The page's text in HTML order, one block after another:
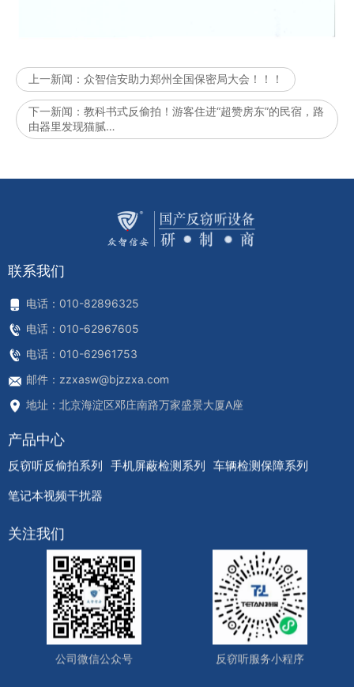
上一新闻： 众智信安助力郑州全国保密局大会！！！
下一新闻： 教科书式反偷拍！游客住进“超赞房东”的民宿，路
由器里发现猫腻…
联系我们
电话：010-82896325
电话：010-62967605
电话：010-62961753
邮件：zzxasw@bjzzxa.com
地址：北京海淀区邓庄南路万家盛景大厦A座
产品中心
反窃听反偷拍系列 手机屏蔽检测系列 车辆检测保障系列
笔记本视频干扰器
关注我们
公司微信公众号 反窃听服务小程序